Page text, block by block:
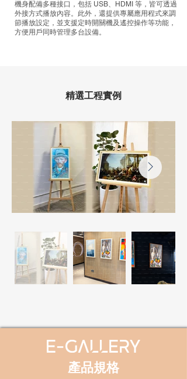
機身配備多種接口，包括 USB、HDMI 等，皆可透過
外接方式播放內容。此外，還提供專屬應用程式來調
節播放設定，並支援定時開關機及遙控操作等功能，
方便用戶同時管理多台設備。
精選工程實例
產品規格